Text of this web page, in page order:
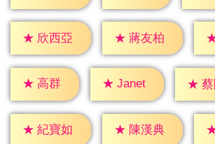
★ 欣西亞 ★ 蔣友柏
★ 高群 ★ Janet ★
★ 紀寶如 ★ 陳漢典